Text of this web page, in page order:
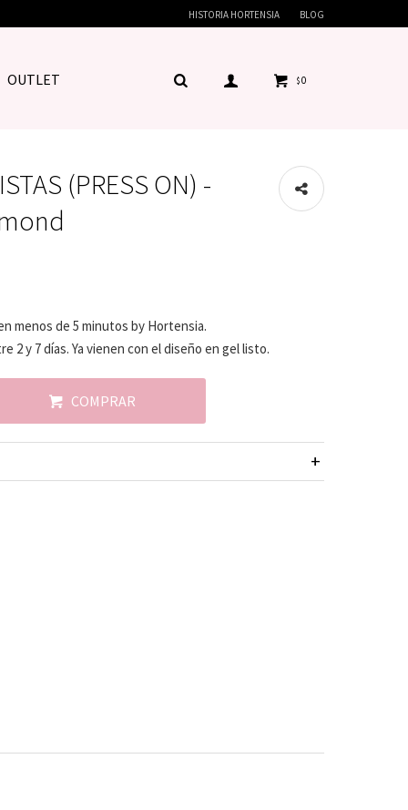
OUTLET $0
HISTORIA HORTENSIA BLOG
(PRESS ON) -
menos de 5 minutos by Hortensia.
2 y 7 días. Ya vienen con el diseño en gel listo.
COMPRAR